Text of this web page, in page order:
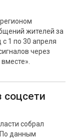
жителей за
1 по 30 апреля
через
соцсети
собрал
По данным